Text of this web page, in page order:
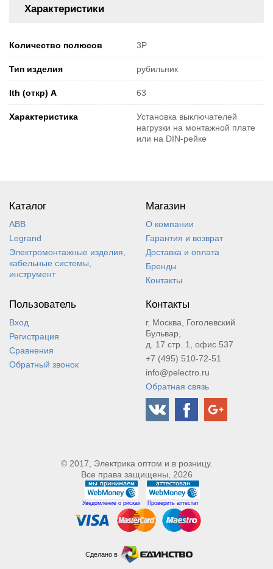
Характеристики
Количество полюсов 3P
Тип изделия рубильник
Ith (откр) А 63
Характеристика
Установка выключателей
нагрузки на монтажной плате
или на DIN-рейке
Каталог
ABB
Legrand
Электромонтажные изделия,
кабельные системы,
инструмент
Магазин
О компании
Гарантия и возврат
Доставка и оплата
Бренды
Контакты
Пользователь
Вход
Регистрация
Сравнения
Обратный звонок
Контакты
г. Москва, Гоголевский
Бульвар,
д. 17 стр. 1, офис 537
+7 (495) 510-72-51
info@pelectro.ru
Обратная связь
© 2017, Электрика оптом и в розницу.
Все права защищены, 2026
Уведомление о рисках Проверить аттестат
Сделано в